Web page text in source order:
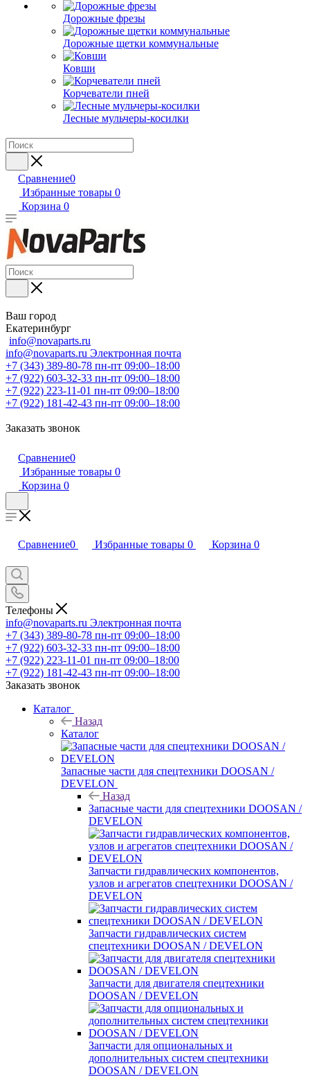
Дорожные фрезы
Дорожные щетки коммунальные
Ковши
Корчеватели пней
Лесные мульчеры-косилки
Сравнение0
Избранные товары 0
Корзина 0
Ваш город
Екатеринбург
info@novaparts.ru
info@novaparts.ru Электронная почта
+7 (343) 389-80-78 пн-пт 09:00–18:00
+7 (922) 603-32-33 пн-пт 09:00–18:00
+7 (922) 223-11-01 пн-пт 09:00–18:00
+7 (922) 181-42-43 пн-пт 09:00–18:00
Заказать звонок
Сравнение0
Избранные товары 0
Корзина 0
Сравнение0 Избранные товары 0 Корзина 0
Телефоны
info@novaparts.ru Электронная почта
+7 (343) 389-80-78 пн-пт 09:00–18:00
+7 (922) 603-32-33 пн-пт 09:00–18:00
+7 (922) 223-11-01 пн-пт 09:00–18:00
+7 (922) 181-42-43 пн-пт 09:00–18:00
Заказать звонок
Каталог
Назад
Каталог
Запасные части для спецтехники DOOSAN /
DEVELON
Назад
Запасные части для спецтехники DOOSAN /
DEVELON
Запчасти гидравлических компонентов,
узлов и агрегатов спецтехники DOOSAN /
DEVELON
Запчасти гидравлических систем
спецтехники DOOSAN / DEVELON
Запчасти для двигателя спецтехники
DOOSAN / DEVELON
Запчасти для опциональных и
дополнительных систем спецтехники
DOOSAN / DEVELON